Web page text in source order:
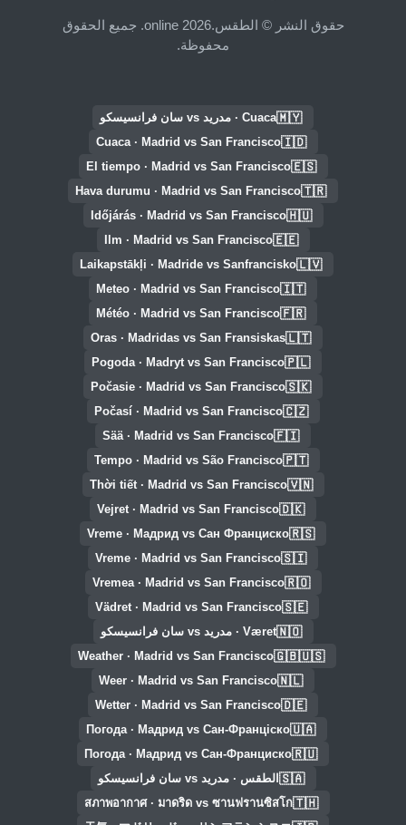
حقوق النشر © الطقس.online 2026. جميع الحقوق
محفوظة.
🇲🇾Cuaca · مدريد vs سان فرانسيسكو
🇮🇩
Cuaca · Madrid vs San Francisco
🇪🇸
El tiempo · Madrid vs San Francisco
🇹🇷
Hava durumu · Madrid vs San Francisco
🇭🇺
Időjárás · Madrid vs San Francisco
🇪🇪
Ilm · Madrid vs San Francisco
🇱🇻
Laikapstākļi · Madride vs Sanfrancisko
🇮🇹
Meteo · Madrid vs San Francisco
🇫🇷
Météo · Madrid vs San Francisco
🇱🇹
Oras · Madridas vs San Fransiskas
🇵🇱
Pogoda · Madryt vs San Francisco
🇸🇰
Počasie · Madrid vs San Francisco
🇨🇿
Počasí · Madrid vs San Francisco
🇫🇮
Sää · Madrid vs San Francisco
🇵🇹
Tempo · Madrid vs São Francisco
🇻🇳
Thời tiết · Madrid vs San Francisco
🇩🇰
Vejret · Madrid vs San Francisco
🇷🇸
Vreme · Мадрид vs Сан Франциско
🇸🇮
Vreme · Madrid vs San Francisco
🇷🇴
Vremea · Madrid vs San Francisco
🇸🇪
Vädret · Madrid vs San Francisco
🇳🇴Været · مدريد vs سان فرانسيسكو
🇬🇧🇺🇸
Weather · Madrid vs San Francisco
🇳🇱
Weer · Madrid vs San Francisco
🇩🇪
Wetter · Madrid vs San Francisco
🇺🇦
Погода · Мадрид vs Сан-Франціско
🇷🇺
Погода · Мадрид vs Сан-Франциско
🇸🇦 الطقس · مدريد vs سان فرانسيسكو
🇹🇭
สภาพอากาศ · มาดริด vs ซานฟรานซิสโก